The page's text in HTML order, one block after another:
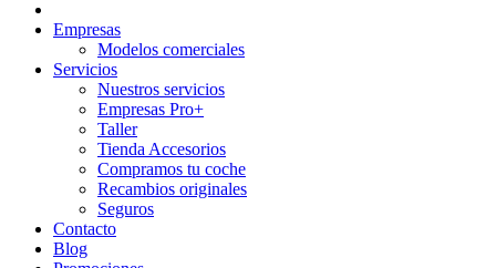
Empresas
Modelos comerciales
Servicios
Nuestros servicios
Empresas Pro+
Taller
Tienda Accesorios
Compramos tu coche
Recambios originales
Seguros
Contacto
Blog